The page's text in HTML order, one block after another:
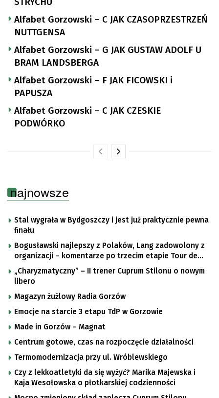
Alfabet Gorzowski – C JAK CZASOPRZESTRZEŃ
NUTTGENSA
Alfabet Gorzowski – G JAK GUSTAW ADOLF U
BRAM LANDSBERGA
Alfabet Gorzowski – F JAK FICOWSKI i
PAPUSZA
Alfabet Gorzowski – C JAK CZESKIE
PODWÓRKO
najnowsze
Stal wygrała w Bydgoszczy i jest już praktycznie pewna
finału
Bogusławski najlepszy z Polaków, Lang zadowolony z
organizacji – komentarze po trzecim etapie Tour de
Pologne
„Charyzmatyczny” – II trener Cuprum Stilonu o nowym
libero
Magazyn żużlowy Radia Gorzów
Emocje na starcie 3 etapu TdP w Gorzowie
Made in Gorzów – Magnat
Centrum gotowe, czas na rozpoczęcie działalności
Termomodernizacja przy ul. Wróblewskiego
Czy z lekkoatletyki da się wyżyć? Marika Majewska i
Kaja Wesołowska o płotkarskiej codzienności